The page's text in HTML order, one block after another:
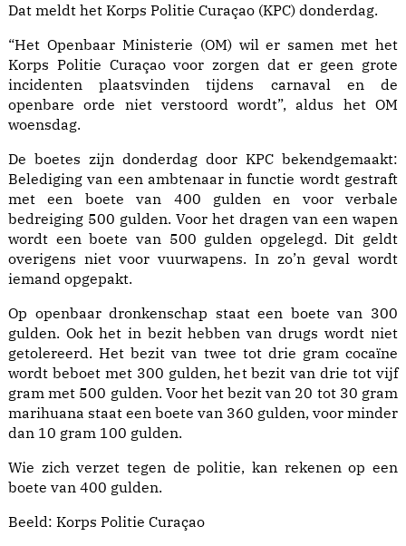
Dat meldt het Korps Politie Curaçao (KPC) donderdag.
“Het Openbaar Ministerie (OM) wil er samen met het
Korps Politie Curaçao voor zorgen dat er geen grote
incidenten plaatsvinden tijdens carnaval en de
openbare orde niet verstoord wordt”, aldus het OM
woensdag.
De boetes zijn donderdag door KPC bekendgemaakt:
Belediging van een ambtenaar in functie wordt gestraft
met een boete van 400 gulden en voor verbale
bedreiging 500 gulden. Voor het dragen van een wapen
wordt een boete van 500 gulden opgelegd. Dit geldt
overigens niet voor vuurwapens. In zo’n geval wordt
iemand opgepakt.
Op openbaar dronkenschap staat een boete van 300
gulden. Ook het in bezit hebben van drugs wordt niet
getolereerd. Het bezit van twee tot drie gram cocaïne
wordt beboet met 300 gulden, het bezit van drie tot vijf
gram met 500 gulden. Voor het bezit van 20 tot 30 gram
marihuana staat een boete van 360 gulden, voor minder
dan 10 gram 100 gulden.
Wie zich verzet tegen de politie, kan rekenen op een
boete van 400 gulden.
Beeld: Korps Politie Curaçao